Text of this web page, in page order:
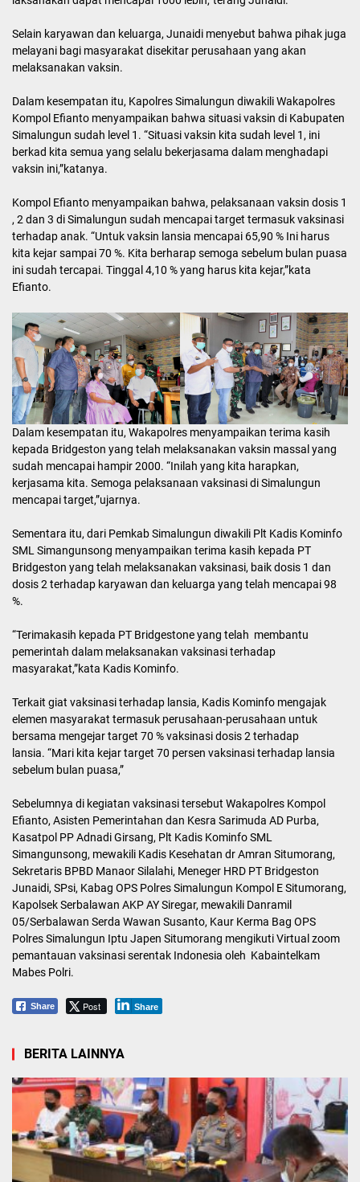
Selain karyawan dan keluarga, Junaidi menyebut bahwa pihak juga
melayani bagi masyarakat disekitar perusahaan yang akan
melaksanakan vaksin.
Dalam kesempatan itu, Kapolres Simalungun diwakili Wakapolres
Kompol Efianto menyampaikan bahwa situasi vaksin di Kabupaten
Simalungun sudah level 1. “Situasi vaksin kita sudah level 1, ini
berkad kita semua yang selalu bekerjasama dalam menghadapi
vaksin ini,”katanya.
Kompol Efianto menyampaikan bahwa, pelaksanaan vaksin dosis 1
, 2 dan 3 di Simalungun sudah mencapai target termasuk vaksinasi
terhadap anak. “Untuk vaksin lansia mencapai 65,90 % Ini harus
kita kejar sampai 70 %. Kita berharap semoga sebelum bulan puasa
ini sudah tercapai. Tinggal 4,10 % yang harus kita kejar,”kata
Efianto.
Dalam kesempatan itu, Wakapolres menyampaikan terima kasih
kepada Bridgeston yang telah melaksanakan vaksin massal yang
sudah mencapai hampir 2000. “Inilah yang kita harapkan,
kerjasama kita. Semoga pelaksanaan vaksinasi di Simalungun
mencapai target,”ujarnya.
Sementara itu, dari Pemkab Simalungun diwakili Plt Kadis Kominfo
SML Simangunsong menyampaikan terima kasih kepada PT
Bridgeston yang telah melaksanakan vaksinasi, baik dosis 1 dan
dosis 2 terhadap karyawan dan keluarga yang telah mencapai 98
%.
“Terimakasih kepada PT Bridgestone yang telah membantu
pemerintah dalam melaksanakan vaksinasi terhadap
masyarakat,”kata Kadis Kominfo.
Terkait giat vaksinasi terhadap lansia, Kadis Kominfo mengajak
elemen masyarakat termasuk perusahaan-perusahaan untuk
bersama mengejar target 70 % vaksinasi dosis 2 terhadap
lansia. “Mari kita kejar target 70 persen vaksinasi terhadap lansia
sebelum bulan puasa,”
Sebelumnya di kegiatan vaksinasi tersebut Wakapolres Kompol
Efianto, Asisten Pemerintahan dan Kesra Sarimuda AD Purba,
Kasatpol PP Adnadi Girsang, Plt Kadis Kominfo SML
Simangunsong, mewakili Kadis Kesehatan dr Amran Situmorang,
Sekretaris BPBD Manaor Silalahi, Meneger HRD PT Bridgeston
Junaidi, SPsi, Kabag OPS Polres Simalungun Kompol E Situmorang,
Kapolsek Serbalawan AKP AY Siregar, mewakili Danramil
05/Serbalawan Serda Wawan Susanto, Kaur Kerma Bag OPS
Polres Simalungun Iptu Japen Situmorang mengikuti Virtual zoom
pemantauan vaksinasi serentak Indonesia oleh Kabaintelkam
Mabes Polri.
Share Post Share
BERITA LAINNYA